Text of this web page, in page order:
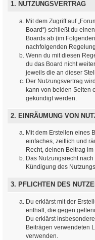
1. NUTZUNGSVERTRAG
Mit dem Zugriff auf
Board“) schließt du
Boards ab (im
nachfolgenden
Wenn du mit diesen
du das Board nicht
jeweils die an dieser
Der Nutzungsvertrag
kann von beiden Seiten
gekündigt werden.
2. EINRÄUMUNG VON
Mit dem Erstellen eines
einfaches, zeitlich und
Recht, deinen Beitrag
Das Nutzungsrecht
Kündigung des
3. PFLICHTEN DES
Du erklärst mit der
enthält, die gegen
Du erklärst
Beiträgen verwendeten
verwenden.